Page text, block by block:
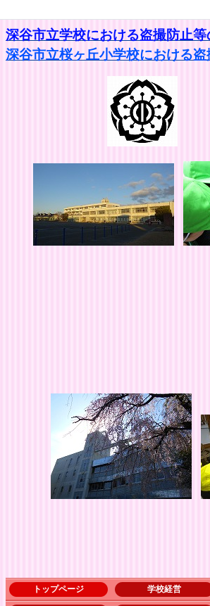
深谷市立学校における盗撮防止
深谷市立桜ヶ丘小学校における
思いや
きた
ＴＥＬ ０４
ＦＡＸ ０４８
トップページ 学校経営